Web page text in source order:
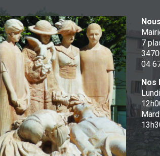
7
04
Nos